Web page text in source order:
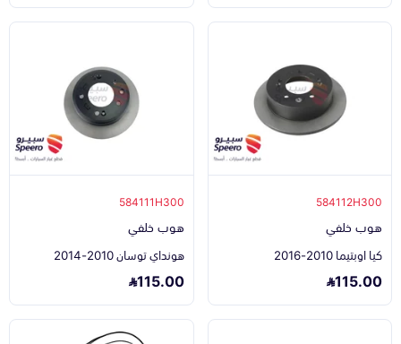
584112H300
هوب خلفي
كيا اوبتيما 2010-2016
115.00
584111H300
هوب خلفي
هونداي توسان 2010-2014
115.00